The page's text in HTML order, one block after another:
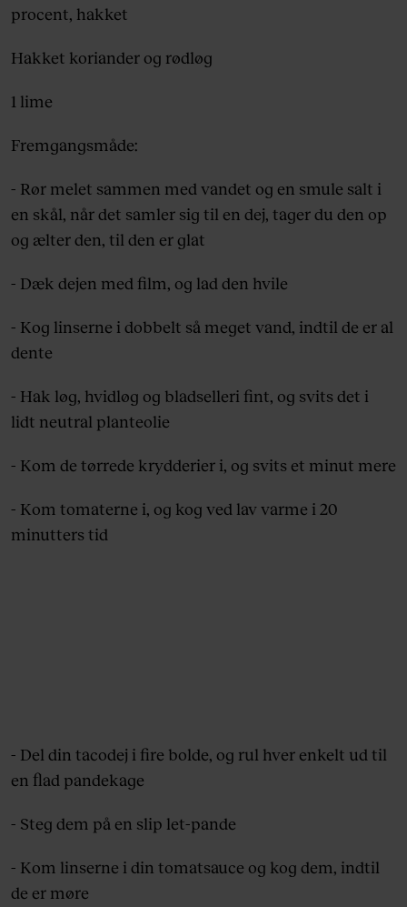
procent, hakket
Hakket koriander og rødløg
1 lime
Fremgangsmåde:
- Rør melet sammen med vandet og en smule salt i
en skål, når det samler sig til en dej, tager du den op
og ælter den, til den er glat
- Dæk dejen med film, og lad den hvile
- Kog linserne i dobbelt så meget vand, indtil de er al
dente
- Hak løg, hvidløg og bladselleri fint, og svits det i
lidt neutral planteolie
- Kom de tørrede krydderier i, og svits et minut mere
- Kom tomaterne i, og kog ved lav varme i 20
minutters tid
- Del din tacodej i fire bolde, og rul hver enkelt ud til
en flad pandekage
- Steg dem på en slip let-pande
- Kom linserne i din tomatsauce og kog dem, indtil
de er møre